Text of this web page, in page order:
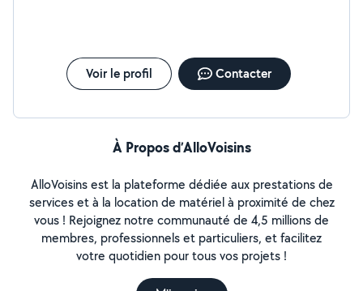
Voir le profil Contacter
À Propos d’AlloVoisins
AlloVoisins est la plateforme dédiée aux prestations de
services et à la location de matériel à proximité de chez
vous ! Rejoignez notre communauté de 4,5 millions de
membres, professionnels et particuliers, et facilitez
votre quotidien pour tous vos projets !